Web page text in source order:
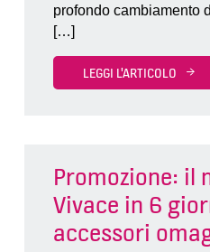
profondo cambiamento
[…]
LEGGI L'ARTICOLO
Promozione: il
Vivace in 6
accessori